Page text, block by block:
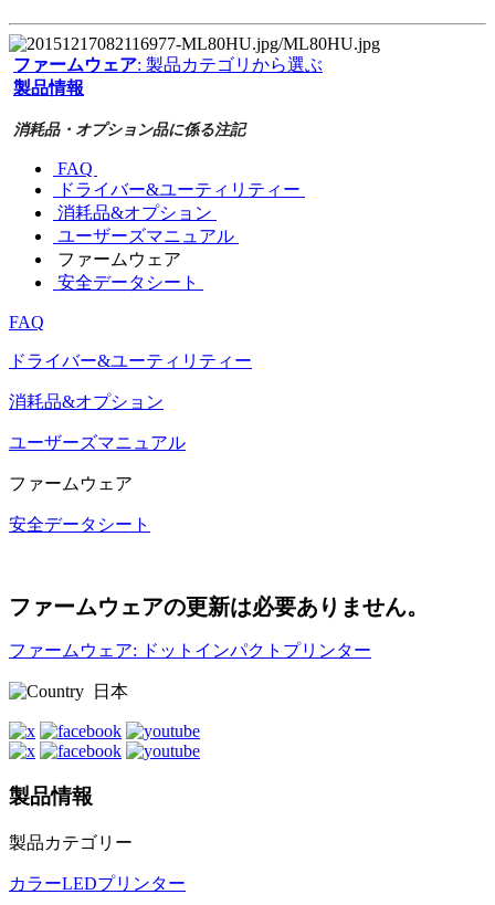
ファームウェア: 製品カテゴリから選ぶ
製品情報
消耗品・オプション品に係る注記
FAQ
ドライバー&ユーティリティー
消耗品&オプション
ユーザーズマニュアル
ファームウェア
安全データシート
FAQ
ドライバー&ユーティリティー
消耗品&オプション
ユーザーズマニュアル
ファームウェア
安全データシート
ファームウェアの更新は必要ありません。
ファームウェア: ドットインパクトプリンター
日本
製品情報
製品カテゴリー
カラーLEDプリンター